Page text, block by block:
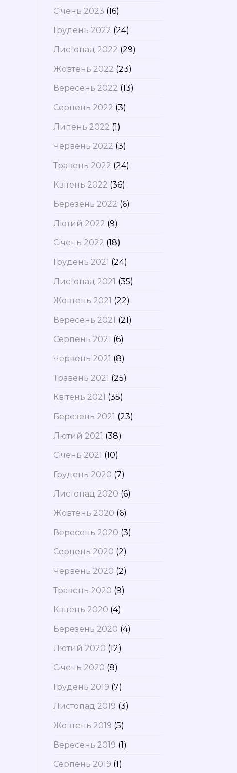
Січень 2023 (16)
Грудень 2022 (24)
Листопад 2022 (29)
Жовтень 2022 (23)
Вересень 2022 (13)
Серпень 2022 (3)
Липень 2022 (1)
Червень 2022 (3)
Травень 2022 (24)
Квітень 2022 (36)
Березень 2022 (6)
Лютий 2022 (9)
Січень 2022 (18)
Грудень 2021 (24)
Листопад 2021 (35)
Жовтень 2021 (22)
Вересень 2021 (21)
Серпень 2021 (6)
Червень 2021 (8)
Травень 2021 (25)
Квітень 2021 (35)
Березень 2021 (23)
Лютий 2021 (38)
Січень 2021 (10)
Грудень 2020 (7)
Листопад 2020 (6)
Жовтень 2020 (6)
Вересень 2020 (3)
Серпень 2020 (2)
Червень 2020 (2)
Травень 2020 (9)
Квітень 2020 (4)
Березень 2020 (4)
Лютий 2020 (12)
Січень 2020 (8)
Грудень 2019 (7)
Листопад 2019 (3)
Жовтень 2019 (5)
Вересень 2019 (1)
Серпень 2019 (1)